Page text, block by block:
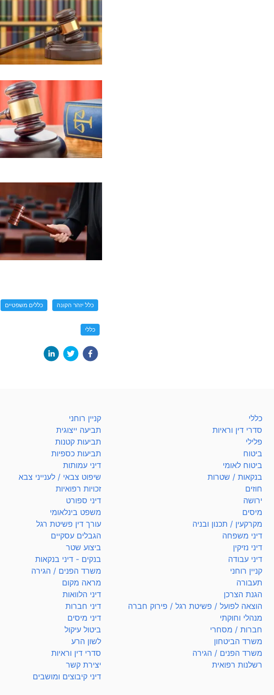
כלל יזהר הקונה כללים משפטיים
כללי
כללי
סדרי דין וראיות
פלילי
ביטוח
ביטוח לאומי
בנקאות / שטרות
חוזים
ירושה
מיסים
מקרקעין / תכנון ובניה
דיני משפחה
דיני נזיקין
דיני עבודה
קניין רוחני
תעבורה
הגנת הצרכן
הוצאה לפועל / פשיטת רגל / פירוק חברה
מנהלי וחוקתי
חברות / מסחרי
משרד הביטחון
משרד הפנים / הגירה
רשלנות רפואית
קניין רוחני
תביעה ייצוגית
תביעות קטנות
תביעות כספיות
דיני עמותות
שיפוט צבאי / לענייני צבא
זכויות רפואיות
דיני ספורט
משפט בינלאומי
עורך דין פשיטת רגל
הגבלים עסקיים
ביצוע שטר
בנקים - דיני בנקאות
משרד הפנים / הגירה
מראה מקום
דיני הלוואות
דיני חברות
דיני מיסים
ביטול עיקול
לשון הרע
סדרי דין וראיות
יצירת קשר
דיני קיבוצים ומושבים